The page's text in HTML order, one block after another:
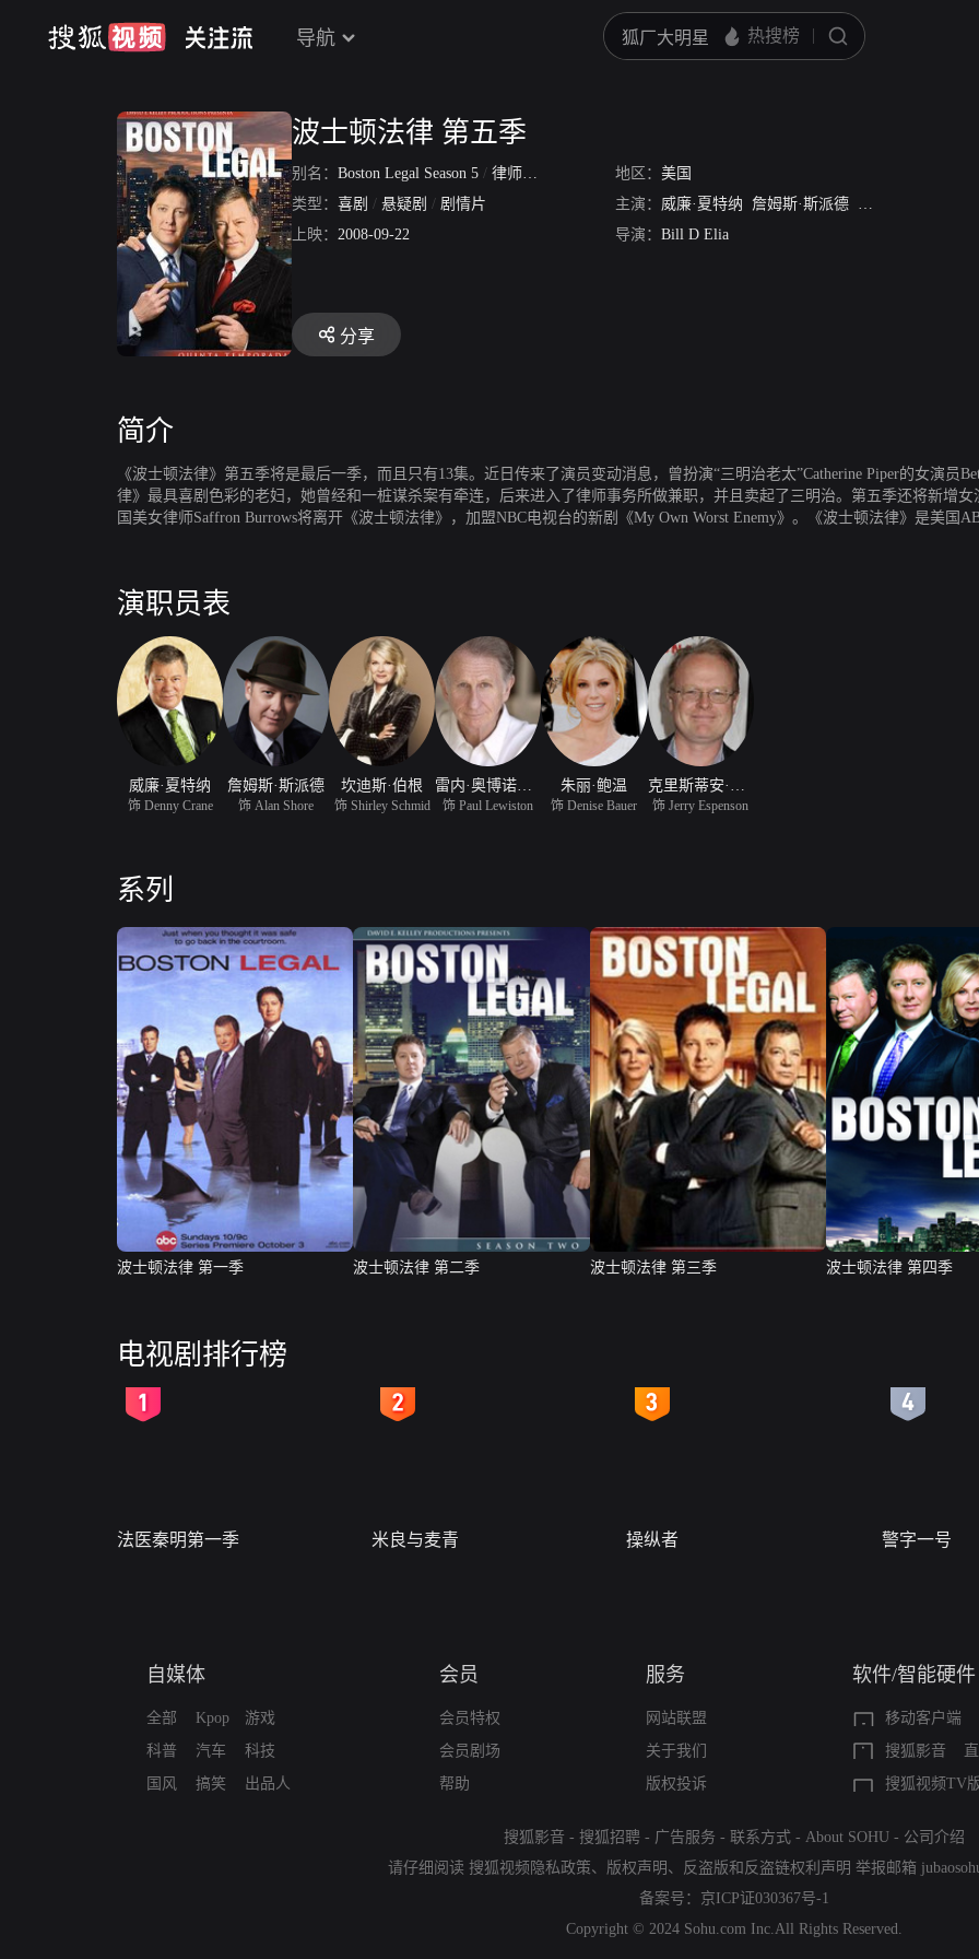
导航
波士顿法律 第五季
别名： Boston Legal Season 5 / 律师风云 第五季 /波士顿法律第5季
地区： 美国
类型： 喜剧 / 悬疑剧 / 剧情片 主演： 威廉·夏特纳 詹姆斯·斯派德 坎迪斯·伯根
上映： 2008-09-22 导演： Bill D Elia
分享
简介
《波士顿法律》第五季将是最后一季，而且只有13集。近日传来了演员变动消息，曾扮演“三明治老太”Catherine Piper的女演员
律》最具喜剧色彩的老妇，她曾经和一桩谋杀案有牵连，后来进入了律师事务所做兼职，并且卖起了三明治。第五季还将新增
国美女律师Saffron Burrows将离开《波士顿法律》，加盟NBC电视台的新剧《My Own Worst Enemy》。《波士顿法律》是美国
最佳男配角的威廉薛特纳，薛特纳过去最让人记得的角色就是《星际旅行:原初系列》里的舰长Kirk。
演职员表
威廉·夏特纳
饰 Denny Crane
詹姆斯·斯派德
饰 Alan Shore
坎迪斯·伯根
饰 Shirley Schmid 饰 Paul Lewiston
朱丽·鲍温
饰 Denise Bauer 饰 Jerry Espenson
系列
波士顿法律 第一季 波士顿法律 第二季 波士顿法律 第三季 波士顿法律 第四季
电视剧排行榜
法医秦明第一季 米良与麦青 操纵者 警字一号
自媒体
全部
科普
国风
Kpop
汽车
搞笑
游戏
科技
出品人
会员
会员特权
会员剧场
帮助
服务
网站联盟
关于我们
版权投诉
软件/智能硬件
移动客户端
搜狐影音
搜狐视频TV
搜狐影音 - 搜狐招聘 - 广告服务 - 联系方式 - About SOHU - 公司介绍
请仔细阅读 搜狐视频隐私政策、 版权声明 、 反盗版和反盗链权利声明 举报邮箱
备案号： 京ICP证030367号-1
Copyright © 2024 Sohu.com Inc.All Rights Reserved.